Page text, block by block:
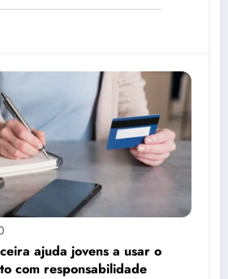
ajuda jovens a usar o
com responsabilidade